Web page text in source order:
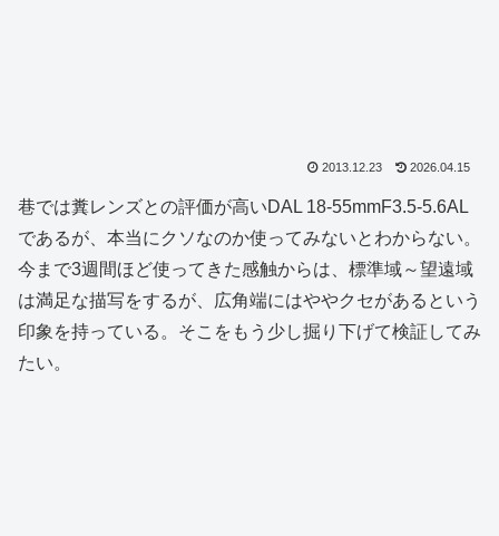
2013.12.23 2026.04.15
巷では糞レンズとの評価が高いDAL 18-55mmF3.5-5.6AL
であるが、本当にクソなのか使ってみないとわからない。
今まで3週間ほど使ってきた感触からは、標準域～望遠域
は満足な描写をするが、広角端にはややクセがあるという
印象を持っている。そこをもう少し掘り下げて検証してみ
たい。